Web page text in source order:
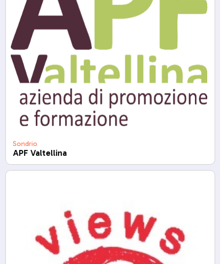
Sondrio
APF Valtellina